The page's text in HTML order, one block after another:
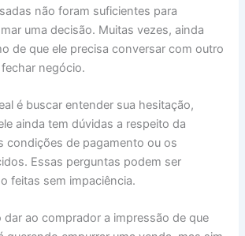
não foram suficientes para
uma decisão. Muitas vezes, ainda
de que ele precisa conversar com outro
negócio.
é buscar entender sua hesitação,
ainda tem dúvidas a respeito da
condições de pagamento ou os
Essas perguntas podem ser
feitas sem impaciência.
dar ao comprador a impressão de que